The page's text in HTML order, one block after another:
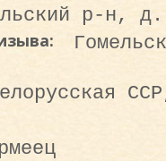
р-н, д.